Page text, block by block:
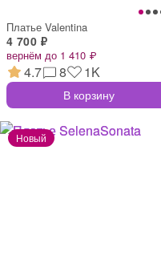
Платье Valentina
4 700 ₽
вернём до 1 410 ₽
4.7 8 1K
В корзину